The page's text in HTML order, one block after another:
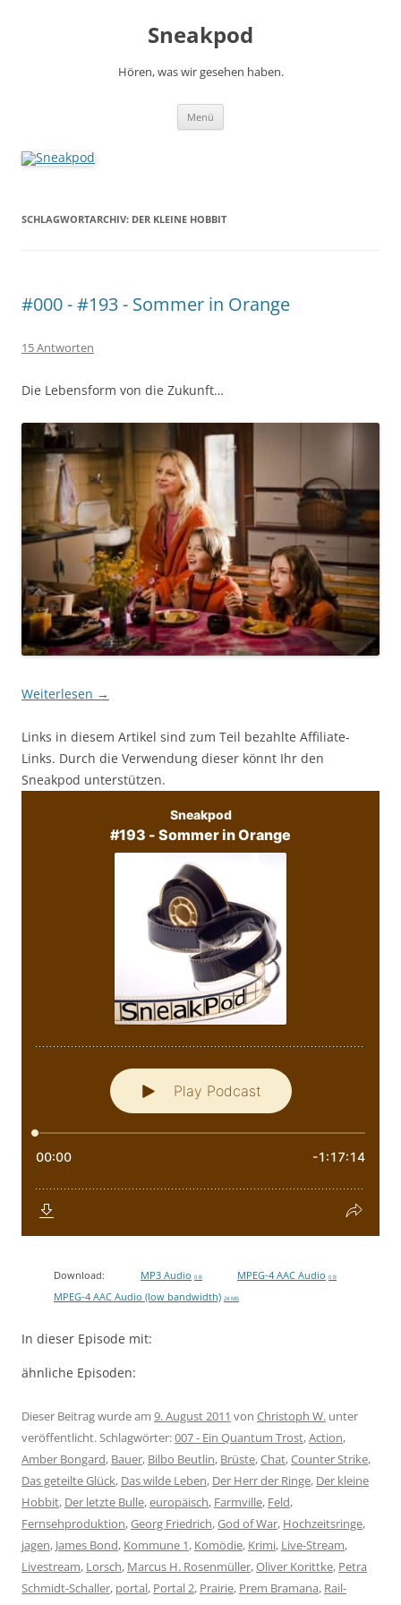
Sneakpod
Hören, was wir gesehen haben.
Menü
SCHLAGWORTARCHIV: DER KLEINE HOBBIT
#000 - #193 - Sommer in Orange
15 Antworten
Die Lebensform von die Zukunft…
Weiterlesen →
Links in diesem Artikel sind zum Teil bezahlte Affiliate-
Links. Durch die Verwendung dieser könnt Ihr den
Sneakpod unterstützen.
Download: MP3 Audio 0 B MPEG-4 AAC Audio 0 B
MPEG-4 AAC Audio (low bandwidth) 24 MB
In dieser Episode mit:
ähnliche Episoden:
Dieser Beitrag wurde am 9. August 2011 von Christoph W. unter
veröffentlicht. Schlagwörter:007 - Ein Quantum Trost,Action,
Amber Bongard, Bauer, Bilbo Beutlin, Brüste,Chat,Counter Strike,
Das geteilte Glück, Das wilde Leben, Der Herr der Ringe, Der kleine
Hobbit, Der letzte Bulle,europäisch, Farmville, Feld,
Fernsehproduktion,Georg Friedrich,God of War, Hochzeitsringe,
jagen, James Bond, Kommune 1, Komödie, Krimi, Live-Stream,
Livestream, Lorsch, Marcus H. Rosenmüller,Oliver Korittke, Petra
Schmidt-Schaller, portal, Portal 2, Prairie, Prem Bramana, Rail-